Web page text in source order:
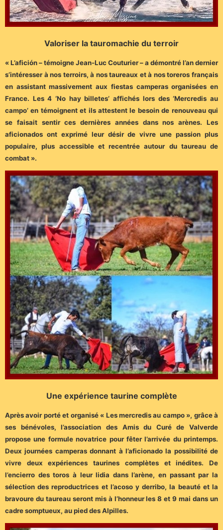
Valoriser la tauromachie du terroir
« L’afición – témoigne Jean-Luc Couturier – a démontré l’an dernier
s’intéresser à nos terroirs, à nos taureaux et à nos toreros français
en assistant massivement aux fiestas camperas organisées en
France. Les 4 ‘No hay billetes’ affichés lors des ‘Mercredis au
campo’ en témoignent et ils attestent le besoin de renouveau qui
se faisait sentir ces dernières années dans nos arènes. Les
aficionados ont exprimé leur désir de vivre une passion plus
populaire, plus accessible et recentrée autour du taureau de
combat ».
Une expérience taurine complète
Après avoir porté et organisé « Les mercredis au campo », grâce à
ses bénévoles, l’association des Amis du Curé de Valverde
propose une formule novatrice pour fêter l’arrivée du printemps.
Deux journées camperas donnant à l’aficionado la possibilité de
vivre deux expériences taurines complètes et inédites. De
l’encierro des toros à leur lidia dans l’arène, en passant par la
sélection des reproductrices et l’acoso y derribo, la beauté et la
bravoure du taureau seront mis à l’honneur les 8 et 9 mai dans un
cadre somptueux, au pied des Alpilles.